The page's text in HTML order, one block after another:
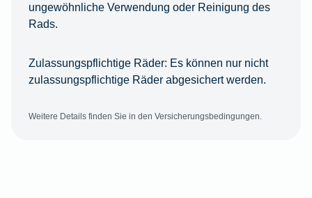
ungewöhnliche Verwendung oder Reinigung des
Rads.
Zulassungspflichtige Räder: Es können nur nicht
zulassungspflichtige Räder abgesichert werden.
Weitere Details finden Sie in den Versicherungsbedingungen.